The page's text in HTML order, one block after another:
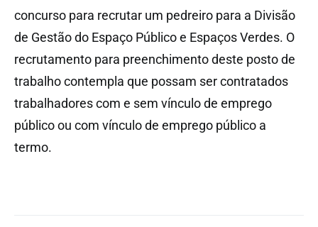
concurso para recrutar um pedreiro para a Divisão
de Gestão do Espaço Público e Espaços Verdes. O
recrutamento para preenchimento deste posto de
trabalho contempla que possam ser contratados
trabalhadores com e sem vínculo de emprego
público ou com vínculo de emprego público a
termo.